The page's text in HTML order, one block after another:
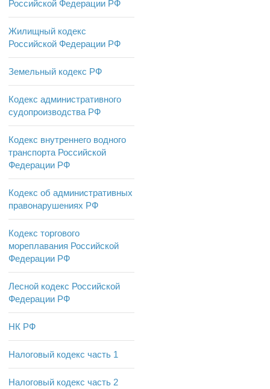
Российской Федерации РФ
Жилищный кодекс
Российской Федерации РФ
Земельный кодекс РФ
Кодекс административного
судопроизводства РФ
Кодекс внутреннего водного
транспорта Российской
Федерации РФ
Кодекс об административных
правонарушениях РФ
Кодекс торгового
мореплавания Российской
Федерации РФ
Лесной кодекс Российской
Федерации РФ
НК РФ
Налоговый кодекс часть 1
Налоговый кодекс часть 2